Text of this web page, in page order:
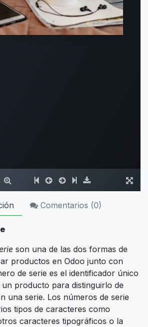
Comentarios (0)
son una de las dos formas de
productos en Odoo junto con
de serie es el identificador único
un producto para distinguirlo de
una serie. Los números de serie
tipos de caracteres como
caracteres tipográficos o la